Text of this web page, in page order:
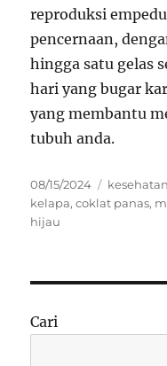
reproduksi
pencernaan,
hingga satu gelas
hari yang bugar
yang membantu
tubuh anda.
Posted
on
08/15/2024 Categories
kesehatan
kelapa,coklat panas,
hijau
Cari